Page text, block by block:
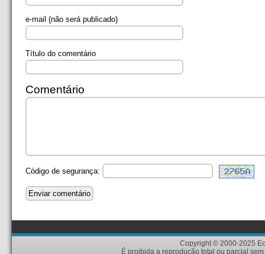
e-mail (não será publicado)
Título do comentário
Comentário
Código de segurança:
Copyright © 2000-2025
É proibida a reprodução total ou parcial